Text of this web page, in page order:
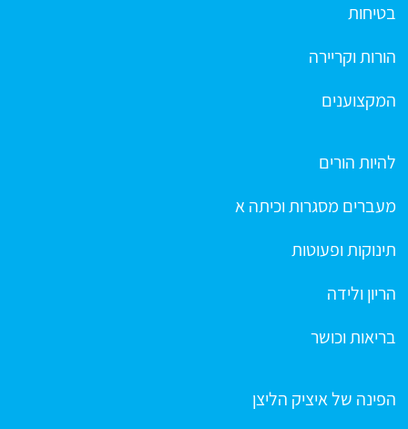
בטיחות
הורות וקריירה
המקצוענים
להיות הורים
מעברים מסגרות וכיתה א
תינוקות ופעוטות
הריון ולידה
בריאות וכושר
הפינה של איציק הליצן